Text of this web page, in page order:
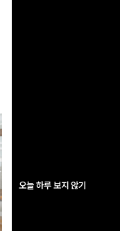
오늘 하루 보지 않기